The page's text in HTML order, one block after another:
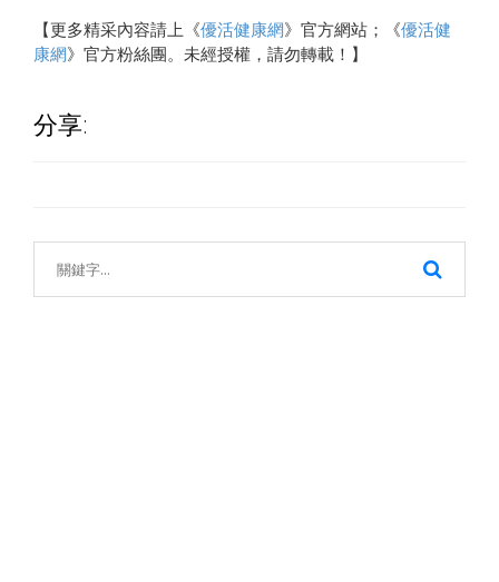
【更多精采內容請上《優活健康網》官方網站；《優活健
康網》官方粉絲團。未經授權，請勿轉載！】
分享: